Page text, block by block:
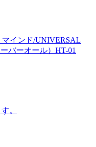
インド/UNIVERSAL
バーオール）HT-01
。